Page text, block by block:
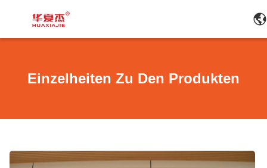
Einzelheiten Zu Den Produkten